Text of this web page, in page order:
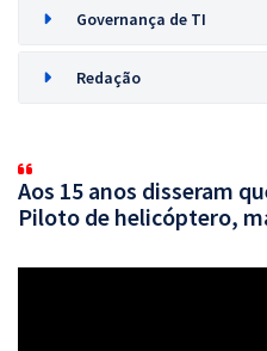
Governança de TI
Redação
Aos 15 anos disseram
Piloto de helicóptero,